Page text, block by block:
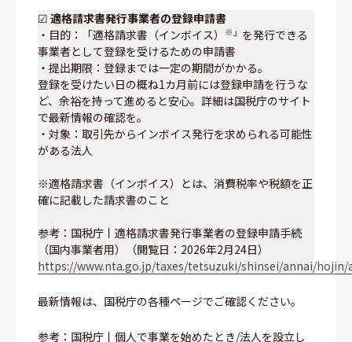
☑ 適格請求書発行事業者の登録申請書
・目的：「適格請求書（インボイス）
※」 を発行できる
事業者として登録を受けるための申請書
・提出期限：登録までは一定の期間がかかる。
登録を受けたい日の概ね1カ月前には登録申請を行うな
ど、余裕を持って進めると安心。詳細は国税庁のサイト
で最新情報の確認を。
・対象：取引先からインボイス発行を求められる可能性
がある法人
※適格請求書（インボイス）とは、消費税率や税額を正
確に記載した請求書のこと
参考：国税庁丨適格請求書発行事業者の登録申請手続
（国内事業者用）（閲覧日：2026年2月24日）
https://www.nta.go.jp/taxes/tetsuzuki/shinsei/annai/
最新情報は、国税庁の各種ページでご確認ください。
参考：国税庁丨個人で事業を始めたとき/法人を設立し